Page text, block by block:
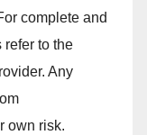
complete and
refer to the
Any
own risk.